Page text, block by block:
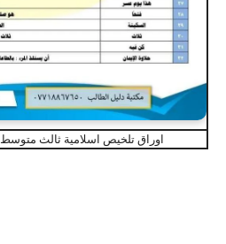
اوراق تلخيص اسلامية ثالث متوسط ٢٠٢٢ بعد الحذف الاخير